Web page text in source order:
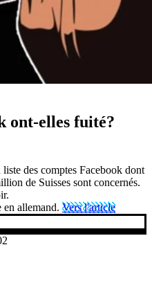
ont-elles fuité?
des comptes Facebook dont
de Suisses sont concernés.
en allemand. Vers l'article